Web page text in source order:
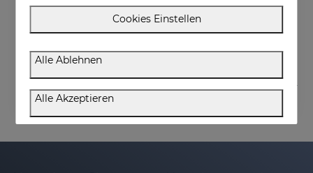
Feuchtigkeitsspendend und klärend, schnell einziehend
Cookies Einstellen
Alle Ablehnen
Alle Akzeptieren